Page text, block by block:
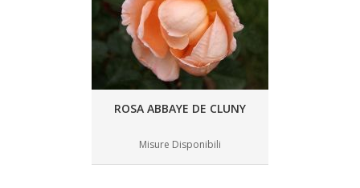
ROSA ABBAYE DE CLUNY
Misure Disponibili